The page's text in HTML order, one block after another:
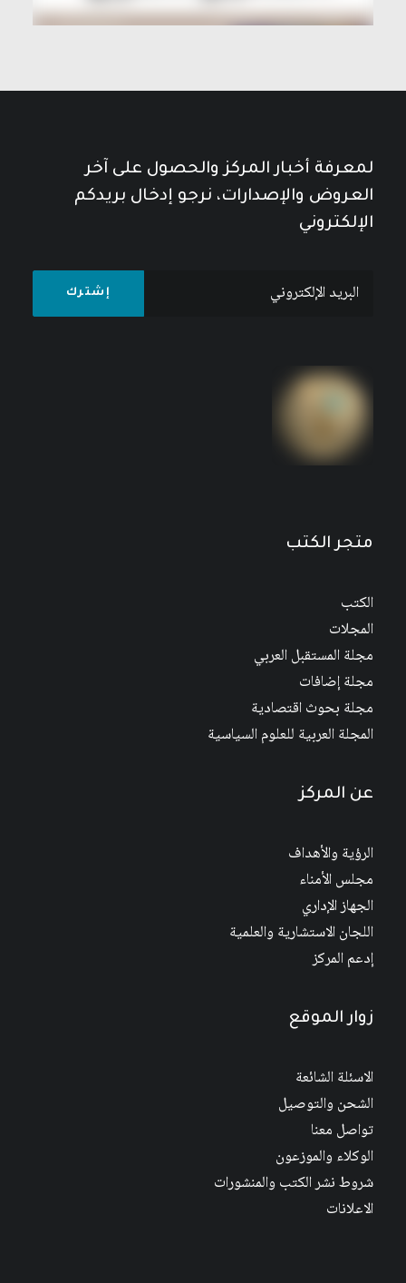
لمعرفة أخبار المركز والحصول على آخر
العروض والإصدارات، نرجو إدخال بريدكم
الإلكتروني
متجر الكتب
الكتب
المجلات
مجلة المستقبل العربي
مجلة إضافات
مجلة بحوث اقتصادية
المجلة العربية للعلوم السياسية
عن المركز
الرؤية والأهداف
مجلس الأمناء
الجهاز الإداري
اللجان الاستشارية والعلمية
إدعم المركز
زوار الموقع
الاسئلة الشائعة
الشحن والتوصيل
تواصل معنا
الوكلاء والموزعون
شروط نشر الكتب والمنشورات
الاعلانات